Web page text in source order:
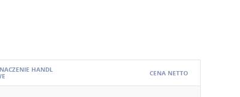
HANDL CENA NETTO